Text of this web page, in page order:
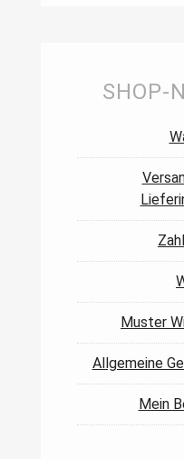
SHOP-
Muster
Allgemeine
Mein